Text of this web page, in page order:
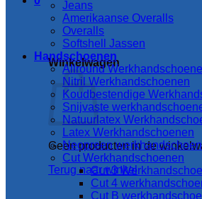
Winkelwagen
Geen producten in de
Terug naar winkel
Jeans
Amerikaanse Overalls
Overalls
Softshell Jassen
Handschoenen
Allround
Nitril Werkhandschoenen
Koudbestendige
Snijvaste
Natuurlatex
Latex Werkhandschoenen
Neopreen
Cut Werkhandschoenen
Cut 3
Cut 4
Cut B